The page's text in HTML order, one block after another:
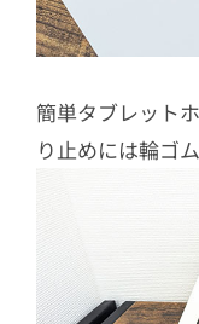
簡単タブレット
り止めには輪ゴ